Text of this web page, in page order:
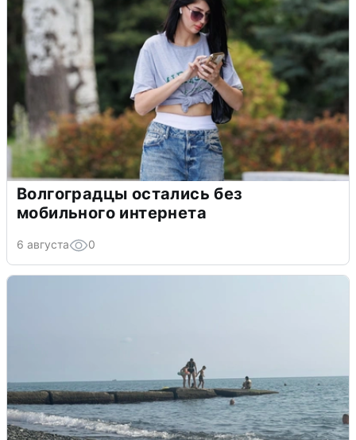
Волгоградцы остались без
мобильного интернета
6 августа 0